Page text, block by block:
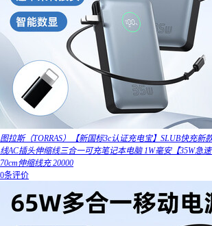
图拉斯（TORRAS）【新国标3c认证充电宝】SLUB快充新
线AC插头伸缩线三合一可充笔记本电脑 1W毫安【35W急
70cm伸缩线充 20000
0条评价